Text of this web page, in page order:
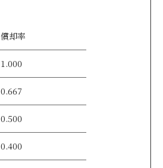
償却率
1.000
0.667
0.500
0.400